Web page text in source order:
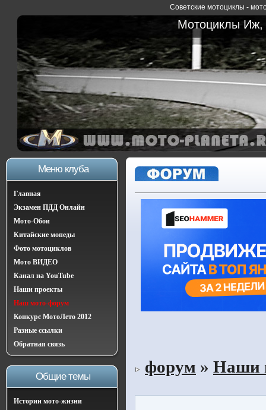
Советские мотоциклы -
Мотоциклы Иж,
Меню клуба
Главная
Экзамен ПДД Онлайн
Мото-Обои
Китайские мопеды
Фото мотоциклов
Мото ВИДЕО
Канал на YouTube
Наши проекты
Наш мото-форум
Конкурс МотоЛето 2012
Разные ссылки
Обратная связь
Общие темы
Истории мото-жизни
форум » Наши